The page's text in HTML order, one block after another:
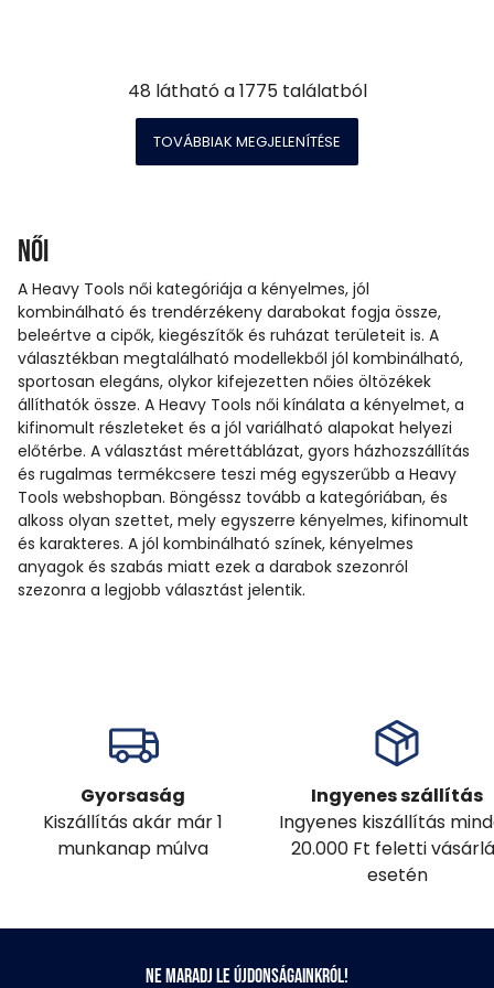
48 látható a1775találatból
TOVÁBBIAK MEGJELENÍTÉSE
Női
A Heavy Tools női kategóriája a kényelmes, jól
kombinálható és trendérzékeny darabokat fogja össze,
beleértve a cipők, kiegészítők és ruházat területeit is. A
választékban megtalálható modellekből jól kombinálható,
sportosan elegáns, olykor kifejezetten nőies öltözékek
állíthatók össze. A Heavy Tools női kínálata a kényelmet, a
kifinomult részleteket és a jól variálható alapokat helyezi
előtérbe. A választást mérettáblázat, gyors házhozszállítás
és rugalmas termékcsere teszi még egyszerűbb a Heavy
Tools webshopban. Böngéssz tovább a kategóriában, és
alkoss olyan szettet, mely egyszerre kényelmes, kifinomult
és karakteres. A jól kombinálható színek, kényelmes
anyagok és szabás miatt ezek a darabok szezonról
szezonra a legjobb választást jelentik.
Gyorsaság
Kiszállítás akár már 1
munkanap múlva
Ingyenes szállítás
Ingyenes kiszállítás
20.000 Ft feletti
esetén
Ne maradj le újdonságainkról!